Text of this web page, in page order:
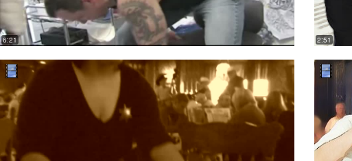
6:21 2:51